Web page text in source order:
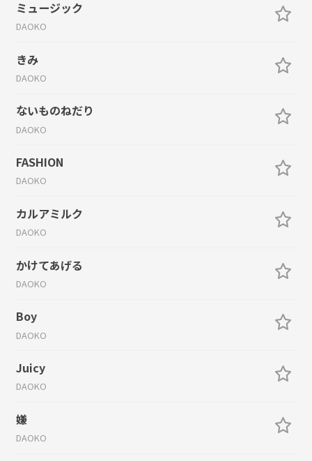
ミュージック
DAOKO
きみ
DAOKO
ないものねだり
DAOKO
FASHION
DAOKO
カルアミルク
DAOKO
かけてあげる
DAOKO
Boy
DAOKO
Juicy
DAOKO
嫌
DAOKO